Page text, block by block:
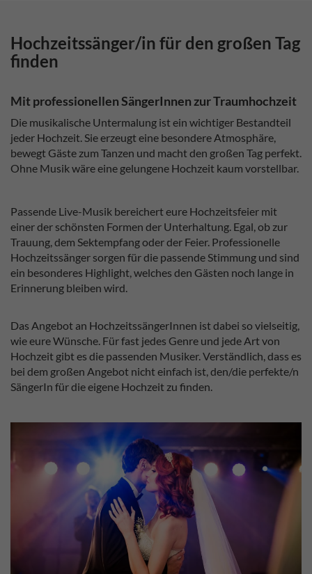
Hochzeitssänger/in für den großen Tag
finden
Mit professionellen SängerInnen zur Traumhochzeit
Die musikalische Untermalung ist ein wichtiger Bestandteil
jeder Hochzeit. Sie erzeugt eine besondere Atmosphäre,
bewegt Gäste zum Tanzen und macht den großen Tag perfekt.
Ohne Musik wäre eine gelungene Hochzeit kaum vorstellbar.
Passende Live-Musik bereichert eure Hochzeitsfeier mit
einer der schönsten Formen der Unterhaltung. Egal, ob zur
Trauung, dem Sektempfang oder der Feier. Professionelle
Hochzeitssänger sorgen für die passende Stimmung und sind
ein besonderes Highlight, welches den Gästen noch lange in
Erinnerung bleiben wird.
Das Angebot an HochzeitssängerInnen ist dabei so vielseitig,
wie eure Wünsche. Für fast jedes Genre und jede Art von
Hochzeit gibt es die passenden Musiker. Verständlich, dass es
bei dem großen Angebot nicht einfach ist, den/die perfekte/n
SängerIn für die eigene Hochzeit zu finden.